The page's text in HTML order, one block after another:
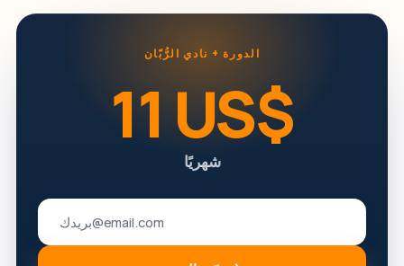
الدورة + نادي الرُّبّان
‏11 US$
شهريًا